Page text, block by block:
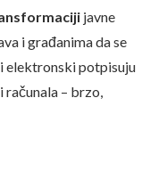
javne
i građanima da se
elektronski potpisuju
– brzo,